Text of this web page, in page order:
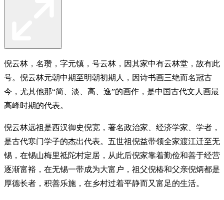
倪云林，名瓒，字元镇，号云林，因其家中有云林堂，故有此
号。倪云林元朝中期至明朝初期人，因诗书画三绝而名冠古
今，尤其他那“简、淡、高、逸”的画作，是中国古代文人画最
高峰时期的代表。
倪云林远祖是西汉御史倪宽，著名政治家、经济学家、学者，
是古代寒门学子的杰出代表。五世祖倪益带领全家渡江迁至无
锡，在锡山梅里祗陀村定居，从此后倪家靠着勤俭和善于经营
逐渐富裕，在无锡一带成为大富户，祖父倪椿和父亲倪炳都是
厚德长者，积善乐施，在乡村过着平静而又富足的生活。